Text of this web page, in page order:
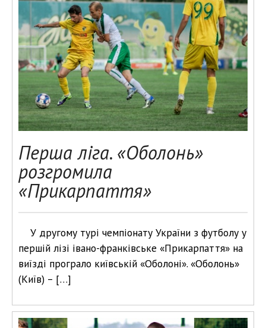
Перша ліга. «Оболонь»
розгромила
«Прикарпаття»
У другому турі чемпіонату України з футболу у
першій лізі івано-франківське «Прикарпаття» на
виїзді програло київській «Оболоні». «Оболонь»
(Київ) – […]